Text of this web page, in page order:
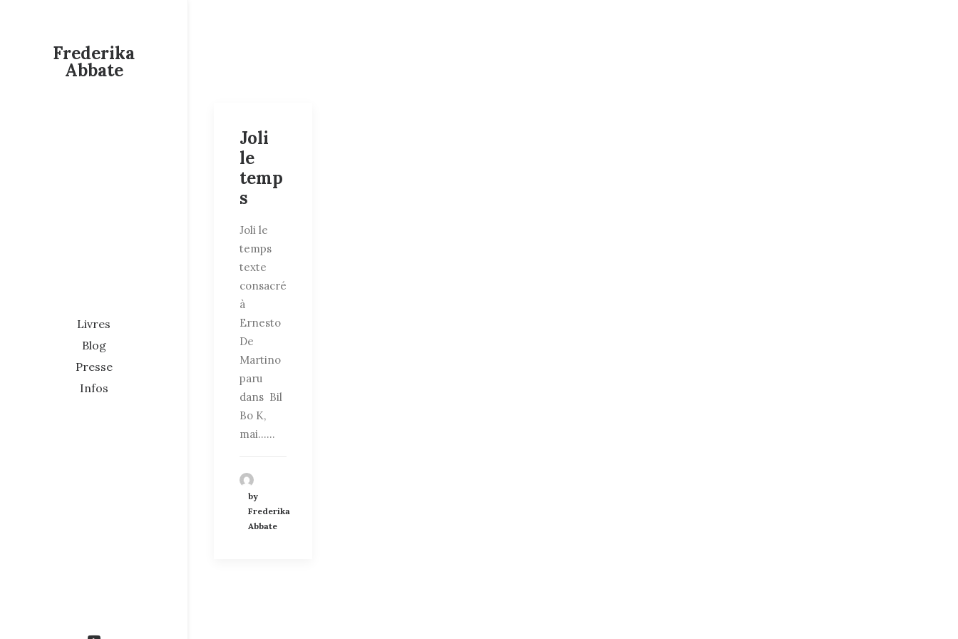
Frederika
Abbate
Livres
Blog
Presse
Infos
Joli
le
temp
s
Joli le
temps
texte
consacré
à
Ernesto
De
Martino
paru
dans Bil
Bo K,
mai……
by
Frederika
Abbate